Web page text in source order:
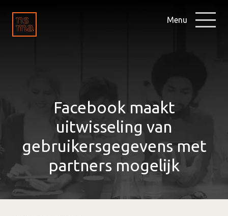
Menu
Facebook maakt
uitwisseling van
gebruikersgegevens met
partners mogelijk